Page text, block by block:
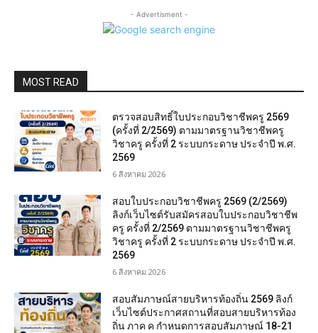
- Advertisment -
MOST READ
ตรวจสอบสิทธิ์ใบประกอบวิชาชีพครู 2569
(ครั้งที่ 2/2569) ตามมาตรฐานวิชาชีพครู
วิชาครู ครั้งที่ 2 ระบบกระดาษ ประจำปี พ.ศ.
2569
6 สิงหาคม 2026
สอบใบประกอบวิชาชีพครู 2569 (2/2569)
ลิงก์เว็บไซต์รับสมัครสอบใบประกอบวิชาชีพ
ครู ครั้งที่ 2/2569 ตามมาตรฐานวิชาชีพครู
วิชาครู ครั้งที่ 2 ระบบกระดาษ ประจำปี พ.ศ.
2569
6 สิงหาคม 2026
สอบสัมภาษณ์สายบริหารท้องถิ่น 2569 ลิงก์
เว็บไซต์ประกาศสถานที่สอบสายบริหารท้อง
ถิ่น ภาค ค กำหนดการสอบสัมภาษณ์ 18-21